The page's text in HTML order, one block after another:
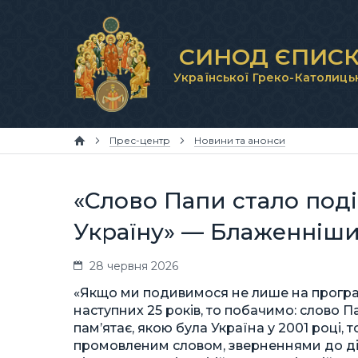
СИНОД
Української Греко-
Прес-центр Новини та анонси
«Слово Папи стало
Україну» —
28 червня 2026
«Якщо ми подивимося не лише на
наступних 25 років, то побачимо: слово
пам’ятає, якою була Україна у 2001
промовленим словом, зверненнями до